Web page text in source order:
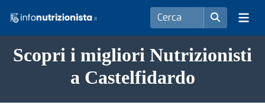
Scopri i migliori Nutrizionisti
a Castelfidardo